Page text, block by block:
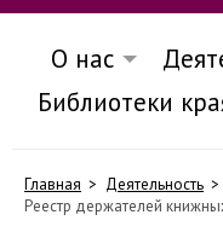
О нас
Библиотеки
Главная Деятельность
Реестр держателей